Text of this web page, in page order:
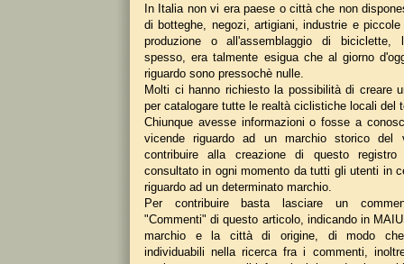
In Italia non vi era paese o città che non
di botteghe, negozi, artigiani, industrie e
produzione o all'assemblaggio di biciclette,
spesso, era talmente esigua che al giorno
riguardo sono pressochè nulle.
Molti ci hanno richiesto la possibilità di creare
per catalogare tutte le realtà ciclistiche locali del
Chiunque avesse informazioni o fosse a
vicende riguardo ad un marchio storico del
contribuire alla creazione di questo
consultato in ogni momento da tutti gli utenti in
riguardo ad un determinato marchio.
Per contribuire basta lasciare un
"Commenti" di questo articolo, indicando in
marchio e la città di origine, di modo che
individuabili nella ricerca fra i commenti,